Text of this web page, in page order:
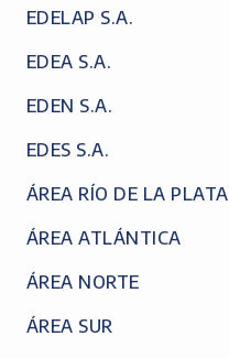
EDELAP S.A.
EDEA S.A.
EDEN S.A.
EDES S.A.
ÁREA RÍO DE LA PLATA
ÁREA ATLÁNTICA
ÁREA NORTE
ÁREA SUR